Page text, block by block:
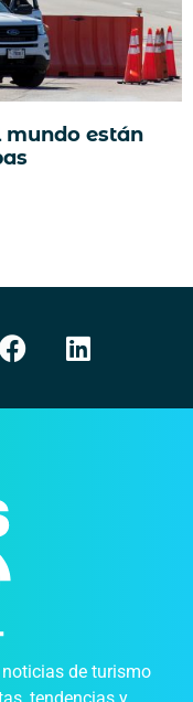
mundo están
de turismo